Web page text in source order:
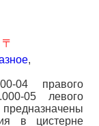
,
04 правого
05 левого
в цистерне